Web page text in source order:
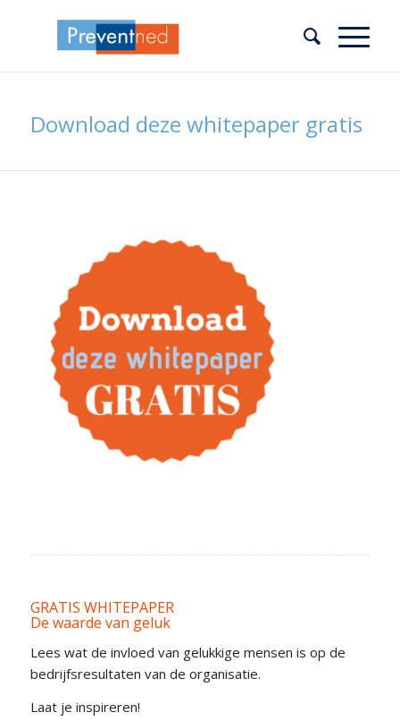
Download deze whitepaper gratis
GRATIS WHITEPAPER
De waarde van geluk
Lees wat de invloed van gelukkige mensen is op de
bedrijfsresultaten van de organisatie.
Laat je inspireren!